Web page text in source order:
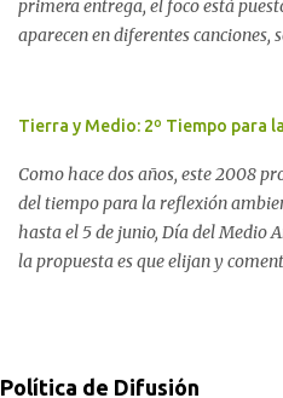
territorial frente a las
globalizada. Dossier N° 3 "La
Dukal.
primera entrega, el foco está
aparecen en diferentes canciones,
Carolina Aponte La Madre Tierra
Tierra y Medio: 2º Tiempo para
Como hace dos años, este 2008
del tiempo para la reflexión
hasta el 5 de junio, Día del Medio
la propuesta es que elijan y
la toma de conciencia es un factor
Política de Difusión